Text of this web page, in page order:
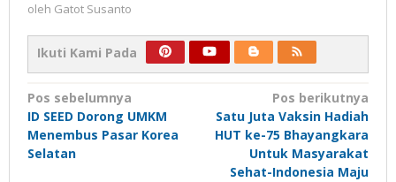
oleh Gatot Susanto
Ikuti Kami Pada
Navigasi
pos
Pos sebelumnya
ID SEED Dorong UMKM
Menembus Pasar Korea
Selatan
Pos berikutnya
Satu Juta Vaksin Hadiah
HUT ke-75 Bhayangkara
Untuk Masyarakat
Sehat-Indonesia Maju